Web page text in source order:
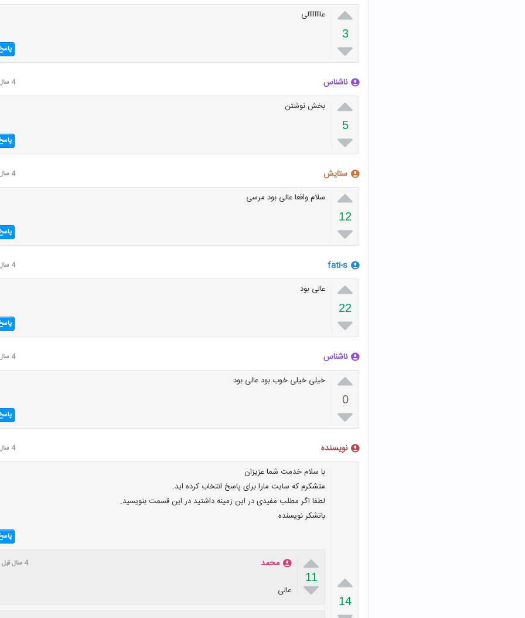

3

عااااااالی
ناشناس 4 سال قبل

5

بخش نوشتن
ستایش 4 سال قبل

12

سلام واقعا عالی بود مرسی
fati-s 4 سال قبل

22

عالی بود
ناشناس 4 سال قبل

0

خیلی خیلی خوب بود عالی بود
نویسنده 4 سال قبل

14
با سلام خدمت شما عزیزان
متشکرم که سایت مارا برای پاسخ انتخاب کرده اید.
لطفا اگر مطلب مفیدی در این زمینه داشتید در این قسمت بنویسید.
باتشکر نویسنده

11

محمد 4 سال قبل
عالی